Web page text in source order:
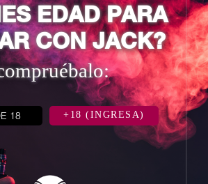
EDAD PARA
CON JACK?
18 +18 (INGRESA)
en la misma